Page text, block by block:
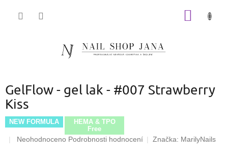
GelFlow - gel lak - #007 Strawberry
Kiss
NEW FORMULA
HEMA & TPO
Free
Průměrné
Neohodnoceno Podrobnosti hodnocení Značka: MarilyNails